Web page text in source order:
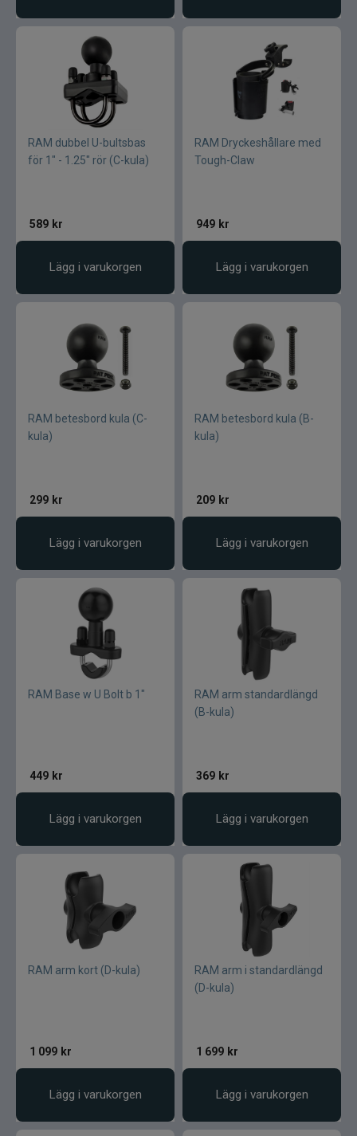
RAM dubbel U-bultsbas
för 1" - 1.25" rör (C-kula)
589 kr
Lägg i varukorgen
RAM Dryckeshållare med
Tough-Claw
949 kr
Lägg i varukorgen
RAM betesbord kula (C-
kula)
299 kr
Lägg i varukorgen
RAM betesbord kula (B-
kula)
209 kr
Lägg i varukorgen
RAM Base w U Bolt b 1"
449 kr
Lägg i varukorgen
RAM arm standardlängd
(B-kula)
369 kr
Lägg i varukorgen
RAM arm kort (D-kula)
1 099 kr
Lägg i varukorgen
RAM arm i standardlängd
(D-kula)
1 699 kr
Lägg i varukorgen